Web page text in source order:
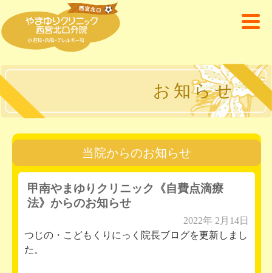
お知らせ
当院からのお知らせ
甲南やまゆりクリニック《自費点滴療
法》からのお知らせ
2022年 2月14日
つじの・こどもくりにっく院長ブログを更新しまし
た。